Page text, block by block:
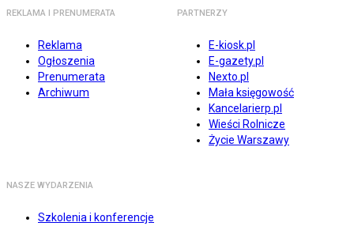
REKLAMA I PRENUMERATA
Reklama
Ogłoszenia
Prenumerata
Archiwum
PARTNERZY
E-kiosk.pl
E-gazety.pl
Nexto.pl
Mała księgowość
Kancelarierp.pl
Wieści Rolnicze
Życie Warszawy
NASZE WYDARZENIA
Szkolenia i konferencje